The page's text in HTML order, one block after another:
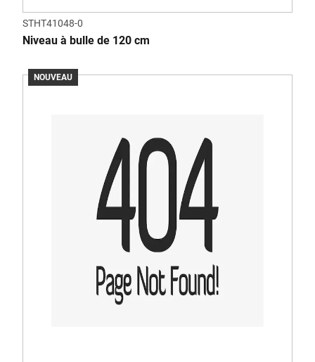
STHT41048-0
Niveau à bulle de 120 cm
NOUVEAU